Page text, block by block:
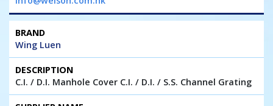
Wing Luen
C.I. / D.I. Manhole Cover C.I. / D.I. / S.S. Channel Grating